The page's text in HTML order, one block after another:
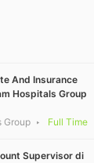
And Insurance
Hospitals Group
Group Full Time
Supervisor di